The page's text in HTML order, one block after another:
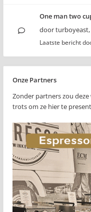
One man two
doorturboyeast,
Laatste bericht
Onze Partners
Zonder partners zou
trots om ze hier te